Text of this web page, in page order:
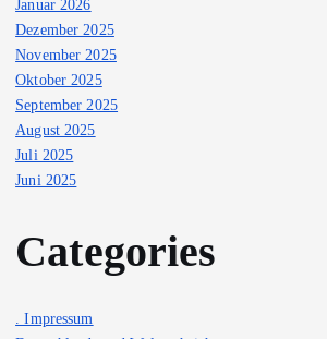
Januar 2026
Dezember 2025
November 2025
Oktober 2025
September 2025
August 2025
Juli 2025
Juni 2025
Categories
. Impressum